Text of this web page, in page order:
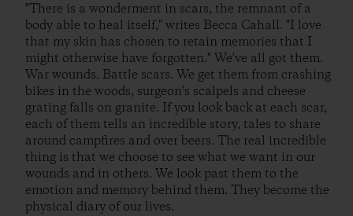
"There is a wonderment in scars, the remnant of a
body able to heal itself," writes Becca Cahall. "I love
that my skin has chosen to retain memories that I
might otherwise have forgotten." We've all got them.
War wounds. Battle scars. We get them from crashing
bikes in the woods, surgeon's scalpels and cheese
grating falls on granite. If you look back at each scar,
each of them tells an incredible story, tales to share
around campfires and over beers. The real incredible
thing is that we choose to see what we want in our
wounds and in others. We look past them to the
emotion and memory behind them. They become the
physical diary of our lives.